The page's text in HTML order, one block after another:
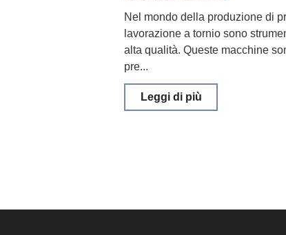
Nel mondo della produzione di
lavorazione a tornio sono
alta qualità. Queste macchine
pre...
Leggi di più